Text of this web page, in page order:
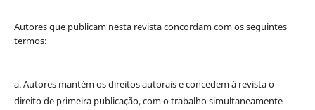
Autores que publicam nesta revista concordam com os seguintes
termos:
a. Autores mantém os direitos autorais e concedem à revista o
direito de primeira publicação, com o trabalho simultaneamente